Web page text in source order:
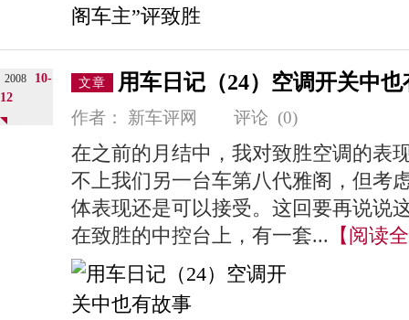
2008
10-
12
文章 用车日记（24）空调开关中也
作者： 新车评网 评论 (0)
在之前的月结中，我对致胜空调的表
不上我们另一台车第八代雅阁，但考
体表现还是可以接受。这回要再说说
在致胜的中控台上，有一套... 【阅读